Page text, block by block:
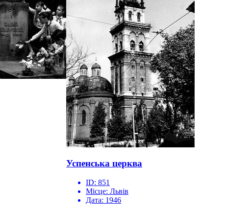
Успенська церква
ID: 851
Місце: Львів
Дата: 1946